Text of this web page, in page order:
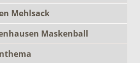
Mehlsack
Maskenball